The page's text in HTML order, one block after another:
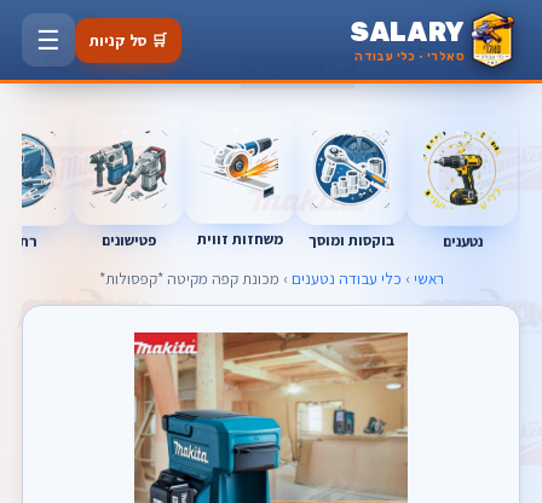
SALARY
סאלרי · כלי עבודה
🛒 סל קניות ☰
נטענים בוקסות ומוסך משחזות זווית פטישונים
ראשי › כלי עבודה נטענים › מכונת קפה מקיטה *קפסולות*